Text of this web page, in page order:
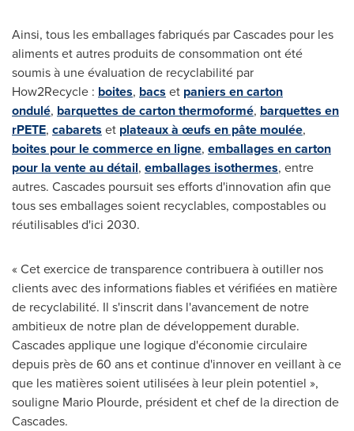
Ainsi, tous les emballages fabriqués par Cascades pour les
aliments et autres produits de consommation ont été
soumis à une évaluation de recyclabilité par
How2Recycle : boites, bacs et paniers en carton
ondulé, barquettes de carton thermoformé, barquettes en
rPETE, cabarets et plateaux à œufs en pâte moulée,
boites pour le commerce en ligne, emballages en carton
pour la vente au détail, emballages isothermes, entre
autres. Cascades poursuit ses efforts d'innovation afin que
tous ses emballages soient recyclables, compostables ou
réutilisables d'ici 2030.
« Cet exercice de transparence contribuera à outiller nos
clients avec des informations fiables et vérifiées en matière
de recyclabilité. Il s'inscrit dans l'avancement de notre
ambitieux de notre plan de développement durable.
Cascades applique une logique d'économie circulaire
depuis près de 60 ans et continue d'innover en veillant à ce
que les matières soient utilisées à leur plein potentiel »,
souligne Mario Plourde, président et chef de la direction de
Cascades.